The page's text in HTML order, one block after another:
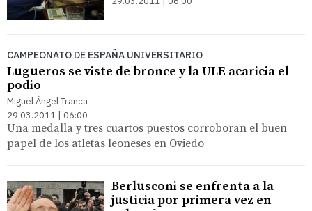
CAMPEONATO DE ESPAÑA UNIVERSITARIO
Lugueros se viste de bronce y la ULE acaricia el
podio
Miguel Ángel Tranca
29.03.2011 | 06:00
Una medalla y tres cuartos puestos corroboran el buen
papel de los atletas leoneses en Oviedo
Berlusconi se enfrenta a la
justicia por primera vez en